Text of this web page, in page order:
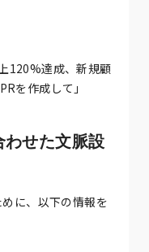
120%達成、新規顧
を作成して」
せた文脈設
に、以下の情報を